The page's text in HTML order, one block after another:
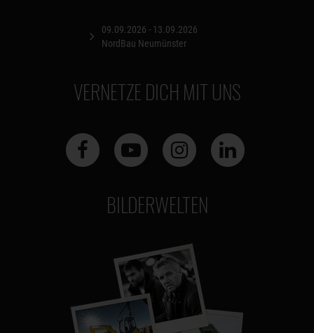
09.09.2026 - 13.09.2026
NordBau Neumünster
VERNETZE DICH MIT UNS
BILDERWELTEN